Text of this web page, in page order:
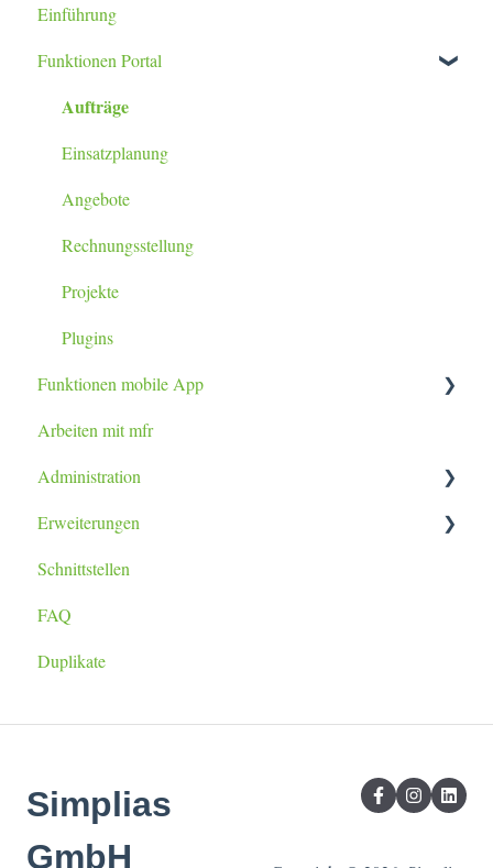
Einführung
Funktionen Portal
Aufträge
Einsatzplanung
Angebote
Rechnungsstellung
Projekte
Plugins
Funktionen mobile App
Tablet / Smartphone App
Arbeiten mit mfr
Administration
Datenimport
Berichtsanpassung
Erweiterungen
lexoffice Plugin
Schnittstellen
FAQ
Duplikate
Simplias
GmbH